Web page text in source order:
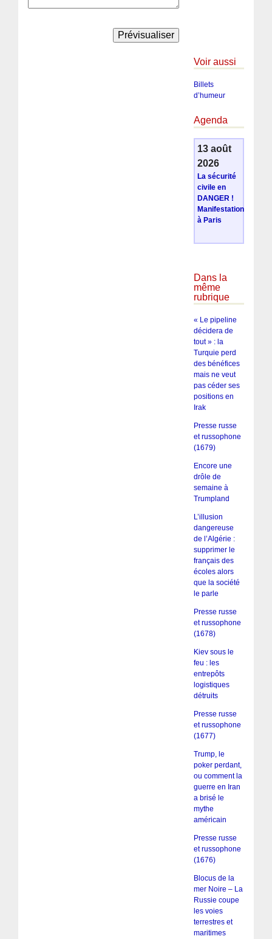
Voir aussi
Billets
d’humeur
Agenda
13 août
2026
La sécurité
civile en
DANGER !
Manifestation
à Paris
Dans la
même
rubrique
« Le pipeline
décidera de
tout » : la
Turquie perd
des bénéfices
mais ne veut
pas céder ses
positions en
Irak
Presse russe
et russophone
(1679)
Encore une
drôle de
semaine à
Trumpland
L’illusion
dangereuse
de l’Algérie :
supprimer le
français des
écoles alors
que la société
le parle
Presse russe
et russophone
(1678)
Kiev sous le
feu : les
entrepôts
logistiques
détruits
Presse russe
et russophone
(1677)
Trump, le
poker perdant,
ou comment la
guerre en Iran
a brisé le
mythe
américain
Presse russe
et russophone
(1676)
Blocus de la
mer Noire – La
Russie coupe
les voies
terrestres et
maritimes